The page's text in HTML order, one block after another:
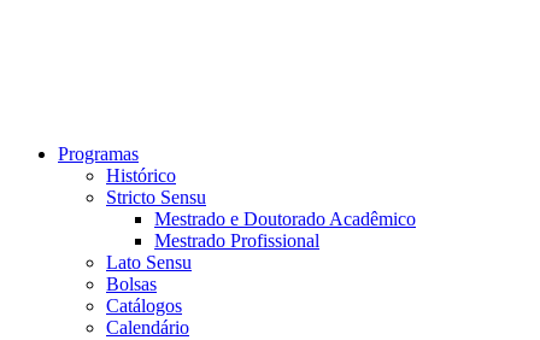
Programas
Histórico
Stricto Sensu
Mestrado e Doutorado Acadêmico
Mestrado Profissional
Lato Sensu
Bolsas
Catálogos
Calendário